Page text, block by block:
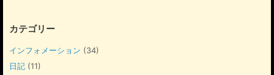
カテゴリー
インフォメーション (34)
日記 (11)